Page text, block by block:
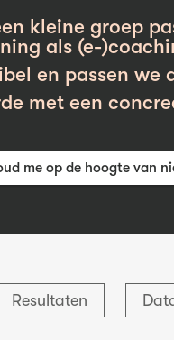
kleine groep
als (e-
en passen we
met een
me op de hoogte van
Resultaten